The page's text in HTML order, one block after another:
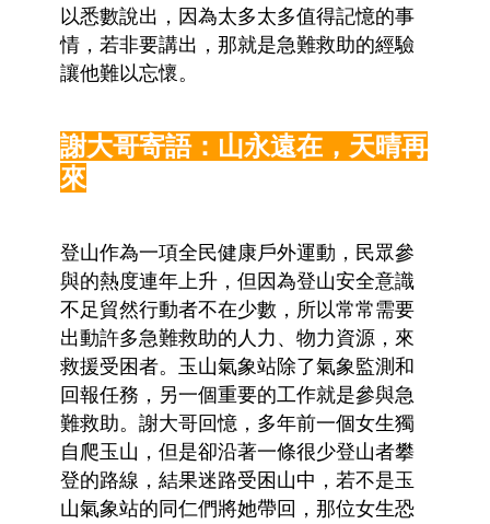
以悉數說出，因為太多太多值得記憶的事
情，若非要講出，那就是急難救助的經驗
讓他難以忘懷。
謝大哥寄語：山永遠在，天晴再
來
登山作為一項全民健康戶外運動，民眾參
與的熱度連年上升，但因為登山安全意識
不足貿然行動者不在少數，所以常常需要
出動許多急難救助的人力、物力資源，來
救援受困者。玉山氣象站除了氣象監測和
回報任務，另一個重要的工作就是參與急
難救助。謝大哥回憶，多年前一個女生獨
自爬玉山，但是卻沿著一條很少登山者攀
登的路線，結果迷路受困山中，若不是玉
山氣象站的同仁們將她帶回，那位女生恐